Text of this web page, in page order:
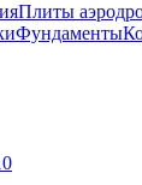
Плиты
Фундаменты